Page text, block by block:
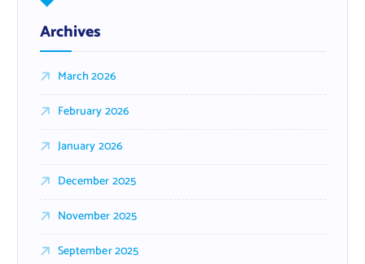
Archives
March 2026
February 2026
January 2026
December 2025
November 2025
September 2025